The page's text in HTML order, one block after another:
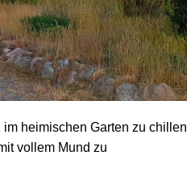
heimischen Garten zu chillen
vollem Mund zu